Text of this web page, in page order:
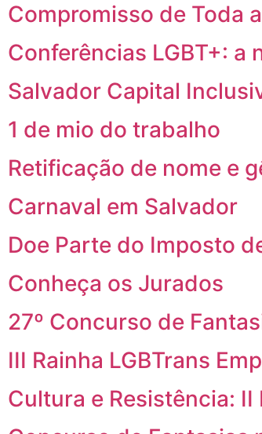
Compromisso de Toda
Conferências LGBT+: a
Salvador Capital
1 de mio do trabalho
Retificação de nome e
Carnaval em Salvador
Doe Parte do Imposto
Conheça os Jurados
27º Concurso de
III Rainha LGBTrans
Cultura e Resistência: II